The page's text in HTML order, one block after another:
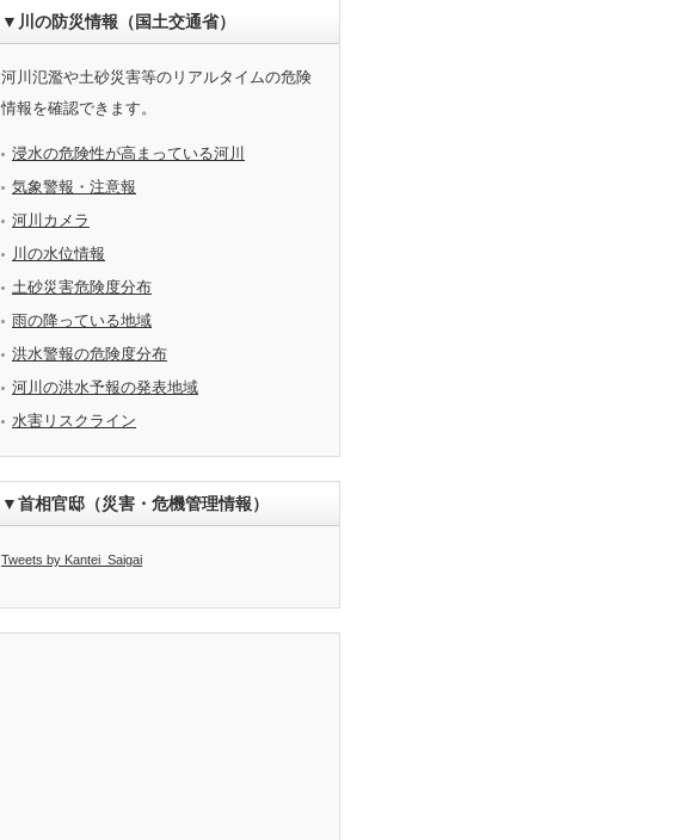
▼川の防災情報（国土交通省）
河川氾濫や土砂災害等のリアルタイムの危険
情報を確認できます。
浸水の危険性が高まっている河川
気象警報・注意報
河川カメラ
川の水位情報
土砂災害危険度分布
雨の降っている地域
洪水警報の危険度分布
河川の洪水予報の発表地域
水害リスクライン
▼首相官邸（災害・危機管理情報）
Tweets by Kantei_Saigai